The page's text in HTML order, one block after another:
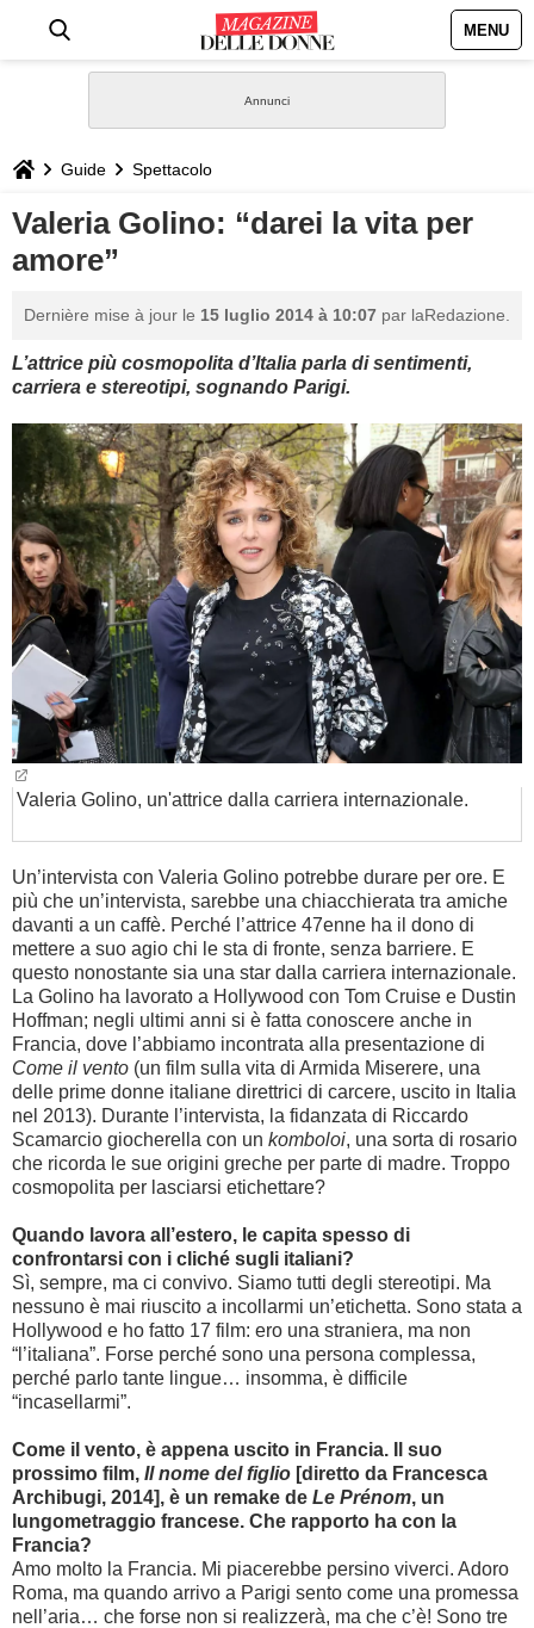
MENU
STILE
BIOGRAFIE
GASTRONOMIA
CAPELLI
SESSO
BAMBINO
DIETA
GUIDE
FORUM
Guide Spettacolo
Valeria Golino: “darei la vita per
amore”
Dernière mise à jour le 15 luglio 2014 à 10:07 par laRedazione.
L’attrice più cosmopolita d’Italia parla di sentimenti,
carriera e stereotipi, sognando Parigi.
Valeria Golino, un'attrice dalla carriera internazionale.
Un’intervista con Valeria Golino potrebbe durare per ore. E
più che un’intervista, sarebbe una chiacchierata tra amiche
davanti a un caffè. Perché l’attrice 47enne ha il dono di
mettere a suo agio chi le sta di fronte, senza barriere. E
questo nonostante sia una star dalla carriera internazionale.
La Golino ha lavorato a Hollywood con Tom Cruise e Dustin
Hoffman; negli ultimi anni si è fatta conoscere anche in
Francia, dove l’abbiamo incontrata alla presentazione di
Come il vento (un film sulla vita di Armida Miserere, una
delle prime donne italiane direttrici di carcere, uscito in Italia
nel 2013). Durante l’intervista, la fidanzata di Riccardo
Scamarcio giocherella con un komboloi, una sorta di rosario
che ricorda le sue origini greche per parte di madre. Troppo
cosmopolita per lasciarsi etichettare?
Quando lavora all’estero, le capita spesso di
confrontarsi con i cliché sugli italiani?
Sì, sempre, ma ci convivo. Siamo tutti degli stereotipi. Ma
nessuno è mai riuscito a incollarmi un’etichetta. Sono stata a
Hollywood e ho fatto 17 film: ero una straniera, ma non
“l’italiana”. Forse perché sono una persona complessa,
perché parlo tante lingue… insomma, è difficile
“incasellarmi”.
Come il vento, è appena uscito in Francia. Il suo
prossimo film, Il nome del figlio [diretto da Francesca
Archibugi, 2014], è un remake de Le Prénom, un
lungometraggio francese. Che rapporto ha con la
Francia?
Amo molto la Francia. Mi piacerebbe persino viverci. Adoro
Roma, ma quando arrivo a Parigi sento come una promessa
nell’aria… che forse non si realizzerà, ma che c’è! Sono tre